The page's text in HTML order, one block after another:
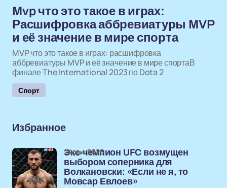
Mvp что это такое в играх:
Расшифровка аббревиатуры MVP
и её значение в мире спорта
MVP что это такое в играх: расшифровка
аббревиатуры MVP и её значение в мире спортаВ
финале The International 2023 по Dota 2
Спорт
Избранное
Экс-чемпион UFC возмущен
выбором соперника для
Волкановски: «Если не я, то
Мовсар Евлоев»
24 дек 2025